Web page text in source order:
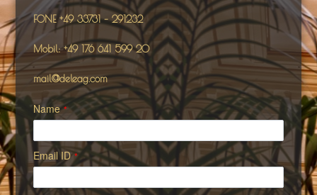
FONE +49 33731 – 291232
Mobil: +49 176 641 599 20
mail@deleag.com
Name *
Email ID *